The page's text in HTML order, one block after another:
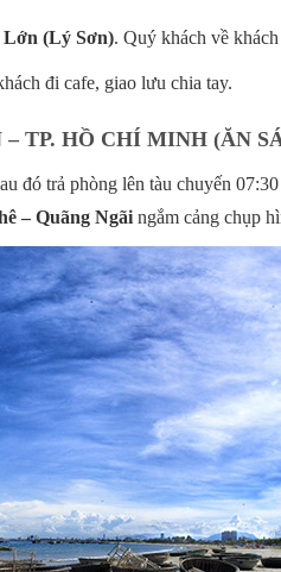
(Lý Sơn). Quý khách về
đi cafe, giao lưu chia tay.
– TP. HỒ CHÍ MINH (ĂN
đó trả phòng lên tàu chuyến
– Quãng Ngãi ngắm cảng chụp